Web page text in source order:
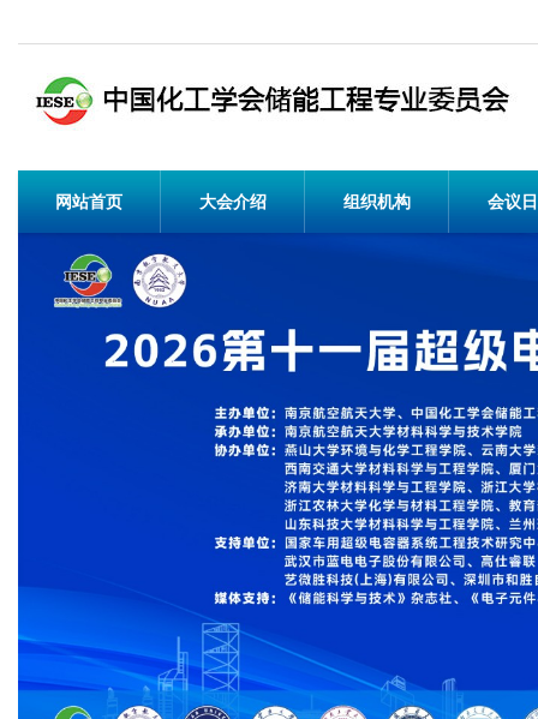
网站首页 大会介绍 组织机构 会议